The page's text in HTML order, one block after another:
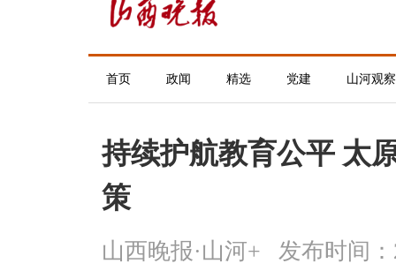
首页 政闻 精选 党建 山河观察
持续护航教育公平 太
策
山西晚报·山河+ 发布时间：